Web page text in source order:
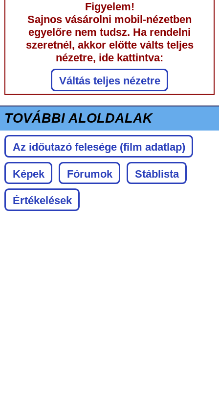
Figyelem!
Sajnos vásárolni mobil-nézetben
egyelőre nem tudsz. Ha rendelni
szeretnél, akkor előtte válts teljes
nézetre, ide kattintva:
Váltás teljes nézetre
TOVÁBBI ALOLDALAK
Az időutazó felesége (film adatlap)
Képek Fórumok Stáblista
Értékelések